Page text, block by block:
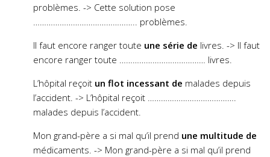
problèmes. -> Cette solution pose
……………………………………….. problèmes.
Il faut encore ranger toute une série de livres. -> Il faut
encore ranger toute ………………………………… livres.
L’hôpital reçoit un flot incessant de malades depuis
l’accident. -> L’hôpital reçoit ………………………………….
malades depuis l’accident.
Mon grand-père a si mal qu’il prend une multitude de
médicaments. -> Mon grand-père a si mal qu’il prend